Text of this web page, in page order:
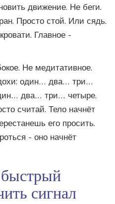
движение. Не беги.
Просто стой. Или сядь.
Главное -
Не медитативное.
один… два… три…
два… три… четыре.
считай. Тело начнёт
его просить.
- оно начнёт
сигнал